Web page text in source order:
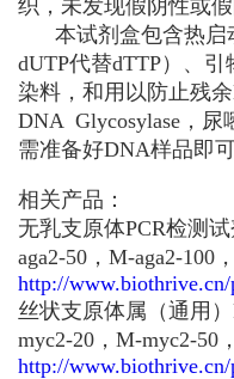
织，未发现假阴性或假
本试剂盒包含热启
dUTP代替dTTP）、
染料，和用以防止残
DNA Glycosylase，尿
需准备好DNA样品即可
相关产品：
无乳支原体PCR检测
aga2-50，M-aga2-100
http://
丝状支原体属（通用
myc2-20，M-myc2-50
http://